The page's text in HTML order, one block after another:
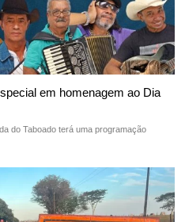
em homenagem ao Dia
do Taboado terá uma programação